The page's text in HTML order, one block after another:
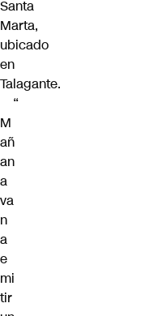
Santa
Marta,
ubicado
en
Talagante.
“
M
añ
an
a
va
n
a
e
mi
tir